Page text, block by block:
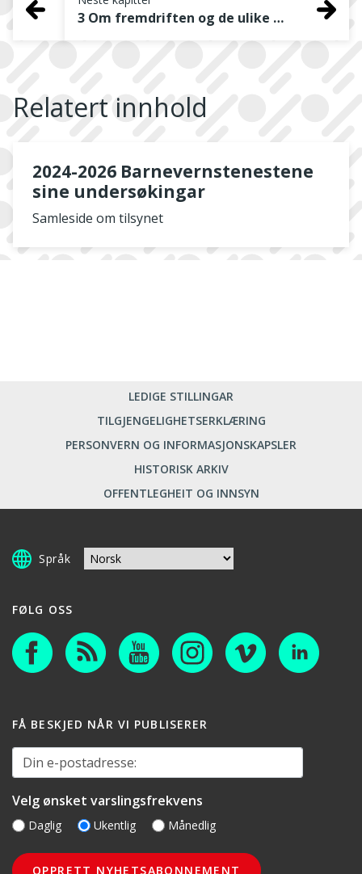
3 Om fremdriften og de ulike aktivitetene
Relatert innhold
2024-2026 Barnevernstenestene
sine undersøkingar
Samleside om tilsynet
LEDIGE STILLINGAR
TILGJENGELIGHETSERKLÆRING
PERSONVERN OG INFORMASJONSKAPSLER
HISTORISK ARKIV
OFFENTLEGHEIT OG INNSYN
Språk
FØLG OSS
FÅ BESKJED NÅR VI PUBLISERER
Din e-postadresse:
Velg ønsket varslingsfrekvens
Daglig Ukentlig Månedlig